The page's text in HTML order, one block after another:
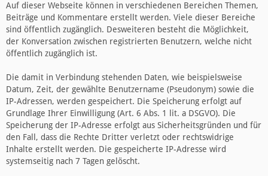
Auf dieser Webseite können in verschiedenen Bereichen Themen,
Beiträge und Kommentare erstellt werden. Viele dieser Bereiche
sind öffentlich zugänglich. Desweiteren besteht die Möglichkeit,
der Konversation zwischen registrierten Benutzern, welche nicht
öffentlich zugänglich ist.
Die damit in Verbindung stehenden Daten, wie beispielsweise
Datum, Zeit, der gewählte Benutzername (Pseudonym) sowie die
IP-Adressen, werden gespeichert. Die Speicherung erfolgt auf
Grundlage Ihrer Einwilligung (Art. 6 Abs. 1 lit. a DSGVO). Die
Speicherung der IP-Adresse erfolgt aus Sicherheitsgründen und für
den Fall, dass die Rechte Dritter verletzt oder rechtswidrige
Inhalte erstellt werden. Die gespeicherte IP-Adresse wird
systemseitig nach 7 Tagen gelöscht.